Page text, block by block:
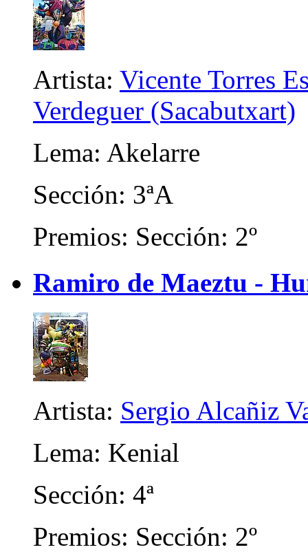
Artista: Vicente Torres
Verdeguer (Sacabutxart)
Lema: Akelarre
Sección: 3ªA
Premios: Sección: 2º
Ramiro de Maeztu -
Artista: Sergio Alcañiz
Lema: Kenial
Sección: 4ª
Premios: Sección: 2º